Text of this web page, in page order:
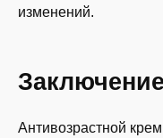
изменений.
Заключение
Антивозрастной